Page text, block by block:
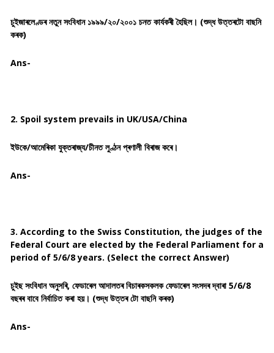
চুইজাৰলেণ্ডৰ নতুন সংবিধান ১৯৯৯/২০/২০০১ চনত কাৰ্যকৰী হৈছিল। (শুদ্ধ উত্তৰটো বাছনি
কৰক)
Ans-
2. Spoil system prevails in UK/USA/China
ইউকে/আমেৰিকা যুক্তৰাজ্য/চীনত লুণ্ঠন প্ৰণালী বিৰাজ কৰে।
Ans-
3. According to the Swiss Constitution, the judges of the
Federal Court are elected by the Federal Parliament for a
period of 5/6/8 years. (Select the correct Answer)
চুইছ সংবিধান অনুসৰি, ফেডাৰেল আদালতৰ বিচাৰকসকলক ফেডাৰেল সংসদৰ দ্বাৰা 5/6/8
বছৰৰ বাবে নিৰ্বাচিত কৰা হয়। (শুদ্ধ উত্তৰ টো বাছনি কৰক)
Ans-